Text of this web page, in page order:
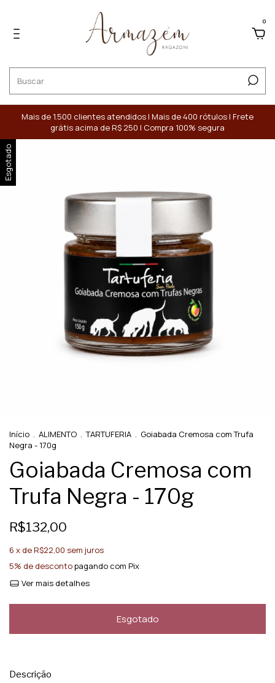
0
Mais de 1.500 clientes atendidos | Mais de 400 rótulos | Frete
grátis acima de R$ 250 | Compra 100% segura
Esgotado
Início . ALIMENTO . TARTUFERIA . Goiabada Cremosa com Trufa
Negra - 170g
Goiabada Cremosa com
Trufa Negra - 170g
R$132,00
6 x deR$22,00 sem juros
5% de descontopagando com Pix
Ver mais detalhes
Descrição